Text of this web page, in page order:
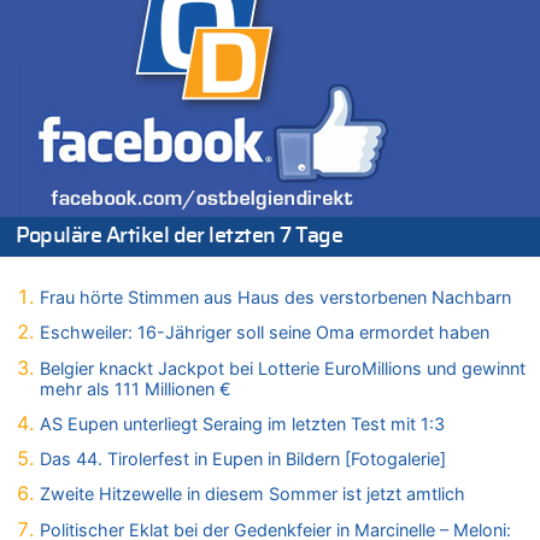
09.08.2026 - 12:00 von Ostbelgien Direkt zu
AS Eupen unterliegt Seraing im letzten Test mit 1:3
09.08.2026 - 11:53 von Der Alte zu
Politischer Eklat bei der Gedenkfeier in Marcinelle – Meloni:
„Schwerwiegende und beschämende Geste“
09.08.2026 - 11:11 von Chips zu
Aachen ab 11. August wieder Mekka des Pferdesports –
Belgien setzt bei Reit-WM auf starke Springreiter
09.08.2026 - 11:08 von Chips zu
Tempolimit in 30er-Zonen – Untersuchung von Vias
09.08.2026 - 11:07 von Chips zu
Tempolimit in 30er-Zonen – Untersuchung von Vias
Zwölf Jahre nach Aachener Bankraub: 70-Jähriger gefasst
09.08.2026 - 10:57 von Ach zu
Politischer Eklat bei der Gedenkfeier in Marcinelle – Meloni:
Populäre Artikel der letzten 7 Tage
Frau hörte Stimmen aus Haus des verstorbenen Nachbarn
Eschweiler: 16-Jähriger soll seine Oma ermordet haben
Belgier knackt Jackpot bei Lotterie EuroMillions und gewinnt
mehr als 111 Millionen €
AS Eupen unterliegt Seraing im letzten Test mit 1:3
Das 44. Tirolerfest in Eupen in Bildern [Fotogalerie]
Zweite Hitzewelle in diesem Sommer ist jetzt amtlich
Politischer Eklat bei der Gedenkfeier in Marcinelle – Meloni: